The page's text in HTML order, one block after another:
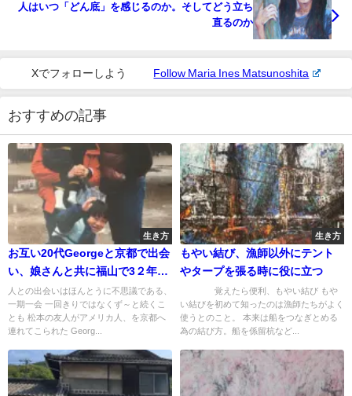
人はいつ「どん底」を感じるのか。そしてどう立ち
直るのか
Xでフォローしよう Follow Maria Ines Matsunoshita
おすすめの記事
生き方
お互い20代Georgeと京都で出会
い、娘さんと共に福山で3２年ぶ
りに再開
人との出会いはほんとうに不思議である、
一期一会 一回きりではなくず～と続くこ
とも 松本の友人がアメリカ人、を京都へ
連れてこられた Georg...
生き方
もやい結び、漁師以外にテント
やタープを張る時に役に立つ
覚えたら便利、もやい結び もや
い結びを初めて知ったのは漁師たちがよく
使うとのこと。 本来は船をつなぎとめる
為の結び方。船を係留杭など...